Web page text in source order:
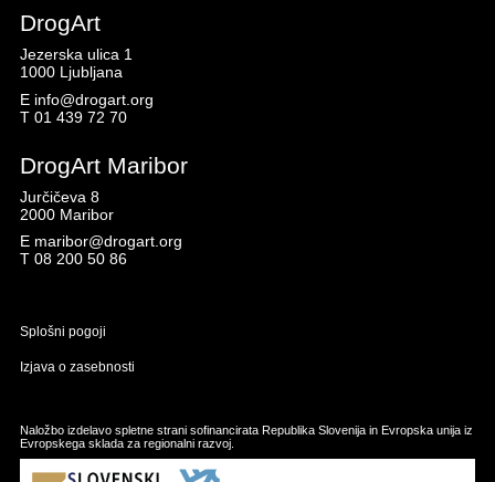
DrogArt
Jezerska ulica 1
1000 Ljubljana
E info@drogart.org
T 01 439 72 70
DrogArt Maribor
Jurčičeva 8
2000 Maribor
E maribor@drogart.org
T 08 200 50 86
Splošni pogoji
Izjava o zasebnosti
Naložbo izdelavo spletne strani sofinancirata Republika Slovenija in Evropska unija iz
Evropskega sklada za regionalni razvoj.